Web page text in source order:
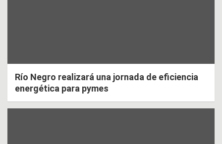
Río Negro realizará una jornada de eficiencia
energética para pymes